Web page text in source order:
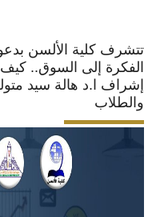
تتشرف كلية الألسن
الفكرة إلى السوق..
إشراف ا.د هالة سيد
والطلاب